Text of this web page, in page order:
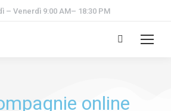
– Venerdì 9:00 AM– 18:30 PM
online